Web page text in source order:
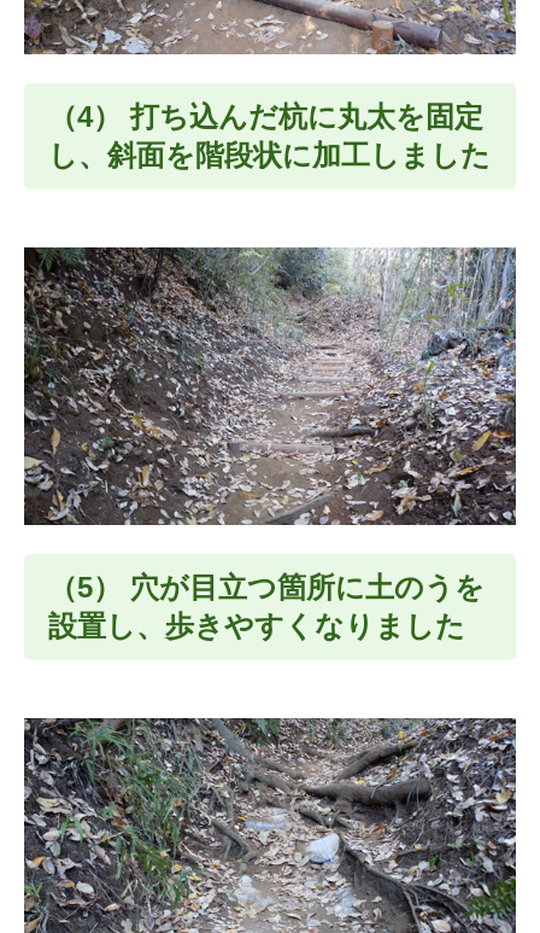
（4） 打ち込んだ杭に丸太を固定
し、斜面を階段状に加工しました
（5） 穴が目立つ箇所に土のうを
設置し、歩きやすくなりました